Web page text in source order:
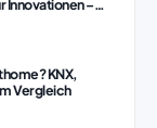
Innovationen –
KNX,
Vergleich